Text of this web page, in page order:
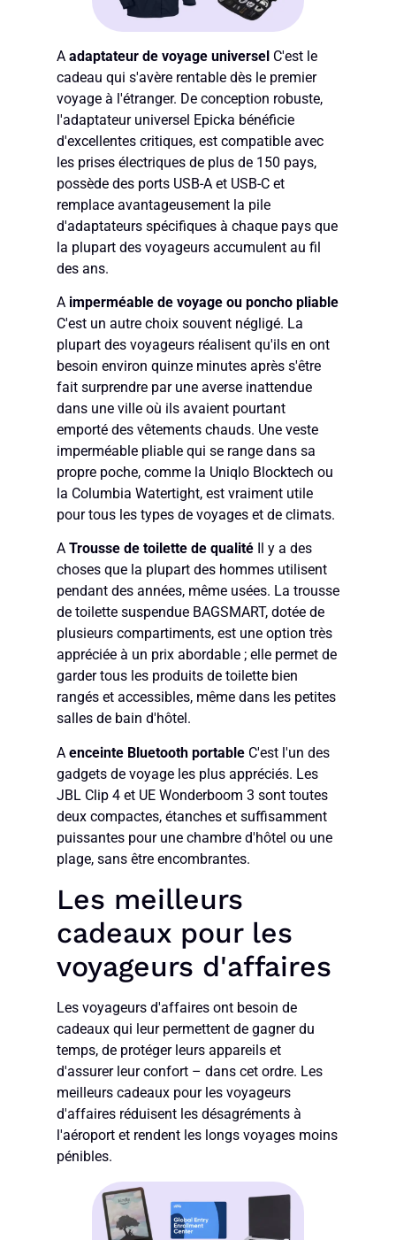
A adaptateur de voyage universel C'est le
cadeau qui s'avère rentable dès le premier
voyage à l'étranger. De conception robuste,
l'adaptateur universel Epicka bénéficie
d'excellentes critiques, est compatible avec
les prises électriques de plus de 150 pays,
possède des ports USB-A et USB-C et
remplace avantageusement la pile
d'adaptateurs spécifiques à chaque pays que
la plupart des voyageurs accumulent au fil
des ans.
A imperméable de voyage ou poncho pliable
C'est un autre choix souvent négligé. La
plupart des voyageurs réalisent qu'ils en ont
besoin environ quinze minutes après s'être
fait surprendre par une averse inattendue
dans une ville où ils avaient pourtant
emporté des vêtements chauds. Une veste
imperméable pliable qui se range dans sa
propre poche, comme la Uniqlo Blocktech ou
la Columbia Watertight, est vraiment utile
pour tous les types de voyages et de climats.
A Trousse de toilette de qualité Il y a des
choses que la plupart des hommes utilisent
pendant des années, même usées. La trousse
de toilette suspendue BAGSMART, dotée de
plusieurs compartiments, est une option très
appréciée à un prix abordable ; elle permet de
garder tous les produits de toilette bien
rangés et accessibles, même dans les petites
salles de bain d'hôtel.
A enceinte Bluetooth portable C'est l'un des
gadgets de voyage les plus appréciés. Les
JBL Clip 4 et UE Wonderboom 3 sont toutes
deux compactes, étanches et suffisamment
puissantes pour une chambre d'hôtel ou une
plage, sans être encombrantes.
Les meilleurs
cadeaux pour les
voyageurs d'affaires
Les voyageurs d'affaires ont besoin de
cadeaux qui leur permettent de gagner du
temps, de protéger leurs appareils et
d'assurer leur confort – dans cet ordre. Les
meilleurs cadeaux pour les voyageurs
d'affaires réduisent les désagréments à
l'aéroport et rendent les longs voyages moins
pénibles.